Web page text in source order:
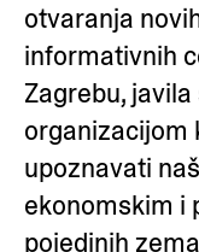
otvaranja
informativnih
Zagrebu,
organizacijom
upoznavati
ekonomskim i
pojedinih